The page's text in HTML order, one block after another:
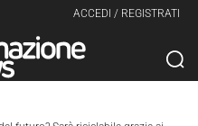
ACCEDI / REGISTRATI